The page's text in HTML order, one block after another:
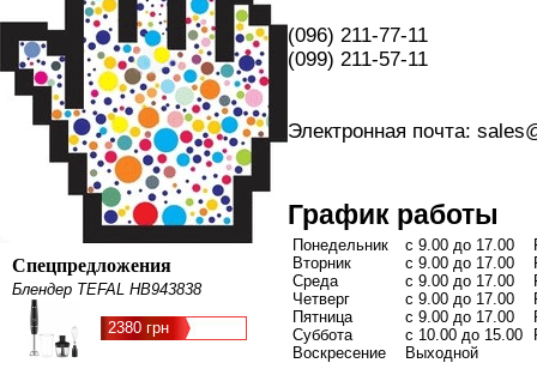
Спецпредложения
Блендер TEFAL HB943838
2380 грн
(096) 211-77-11
(099) 211-57-11
Электронная почта:
График работы
Понедельник
Вторник
Среда
Четверг
Пятница
Суббота
Воскресение
с 9.00 до 17.00
с 9.00 до 17.00
с 9.00 до 17.00
с 9.00 до 17.00
с 9.00 до 17.00
с 10.00 до 15.00
Выходной